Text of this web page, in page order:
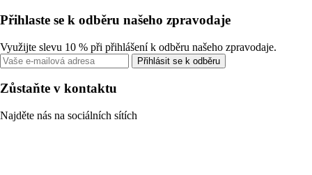
Přihlaste se k odběru našeho zpravodaje
Využijte slevu 10 % při přihlášení k odběru našeho zpravodaje.
Přihlásit se k odběru
Zůstaňte v kontaktu
Najděte nás na sociálních sítích